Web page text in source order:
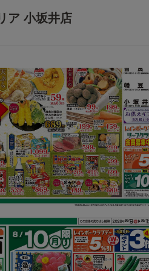
ア 小坂井店